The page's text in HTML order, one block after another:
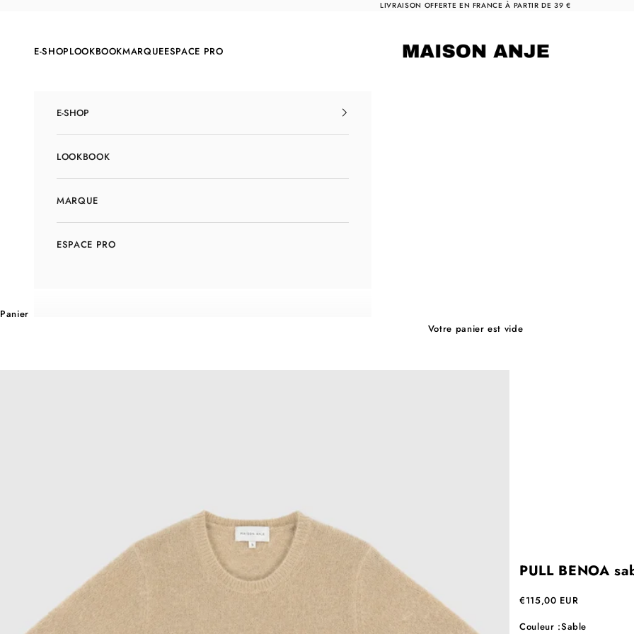
LIVRAISON OFFERTE EN FRANCE À PARTIR DE 39 €
E-SHOPLOOKBOOKMARQUEESPACE PRO
E-SHOP
LOOKBOOK
MARQUE
ESPACE PRO
Panier
Votre panier est vide
PULL BENOA
Prix de vente
€115,00 EUR
Couleur :Sable